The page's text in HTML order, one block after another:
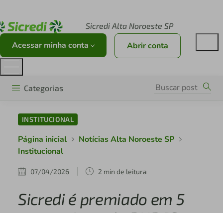
Sicredi Alta Noroeste SP
Acessar minha conta Abrir conta
Categorias
INSTITUCIONAL
Página inicial
Notícias Alta Noroeste SP
Institucional
07/04/2026 2 min de leitura
Sicredi é premiado em 5